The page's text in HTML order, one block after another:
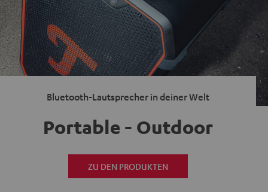
Bluetooth-Lautsprecher in deiner Welt
Portable - Outdoor
ZU DEN PRODUKTEN